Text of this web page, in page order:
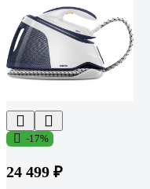
-17%
24 499 ₽